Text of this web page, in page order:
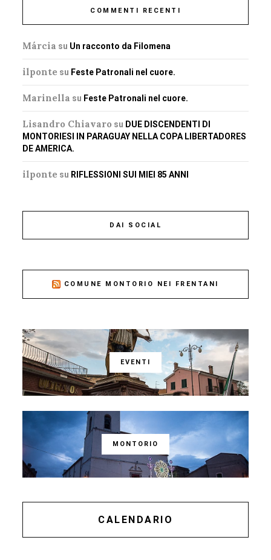
COMMENTI RECENTI
Márcia su Un racconto da Filomena
ilponte su Feste Patronali nel cuore.
Marinella su Feste Patronali nel cuore.
Lisandro Chiavaro su DUE DISCENDENTI DI
MONTORIESI IN PARAGUAY NELLA COPA LIBERTADORES
DE AMERICA.
ilponte su RIFLESSIONI SUI MIEI 85 ANNI
DAI SOCIAL
COMUNE MONTORIO NEI FRENTANI
EVENTI
MONTORIO
CALENDARIO